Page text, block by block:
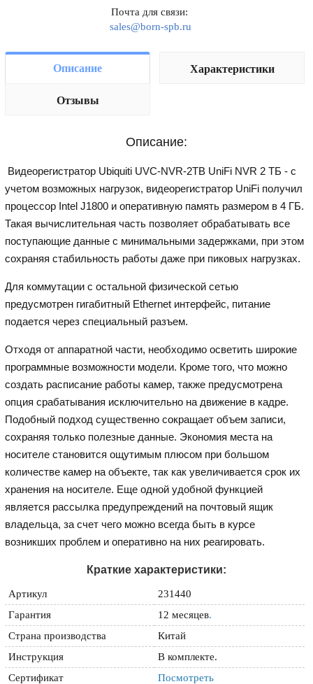
Почта для связи:
sales@born-spb.ru
Описание Характеристики
Отзывы
Описание:
Видеорегистратор Ubiquiti UVC-NVR-2TB UniFi NVR 2 ТБ - с
учетом возможных нагрузок, видеорегистратор UniFi получил
процессор Intel J1800 и оперативную память размером в 4 ГБ.
Такая вычислительная часть позволяет обрабатывать все
поступающие данные с минимальными задержками, при этом
сохраняя стабильность работы даже при пиковых нагрузках.
Для коммутации с остальной физической сетью
предусмотрен гигабитный Ethernet интерфейс, питание
подается через специальный разъем.
Отходя от аппаратной части, необходимо осветить широкие
программные возможности модели. Кроме того, что можно
создать расписание работы камер, также предусмотрена
опция срабатывания исключительно на движение в кадре.
Подобный подход существенно сокращает объем записи,
сохраняя только полезные данные. Экономия места на
носителе становится ощутимым плюсом при большом
количестве камер на объекте, так как увеличивается срок их
хранения на носителе. Еще одной удобной функцией
является рассылка предупреждений на почтовый ящик
владельца, за счет чего можно всегда быть в курсе
возникших проблем и оперативно на них реагировать.
Краткие характеристики:
Артикул
231440
Гарантия
12 месяцев.
Страна производства
Китай
Инструкция
В комплекте.
Сертификат
Посмотреть